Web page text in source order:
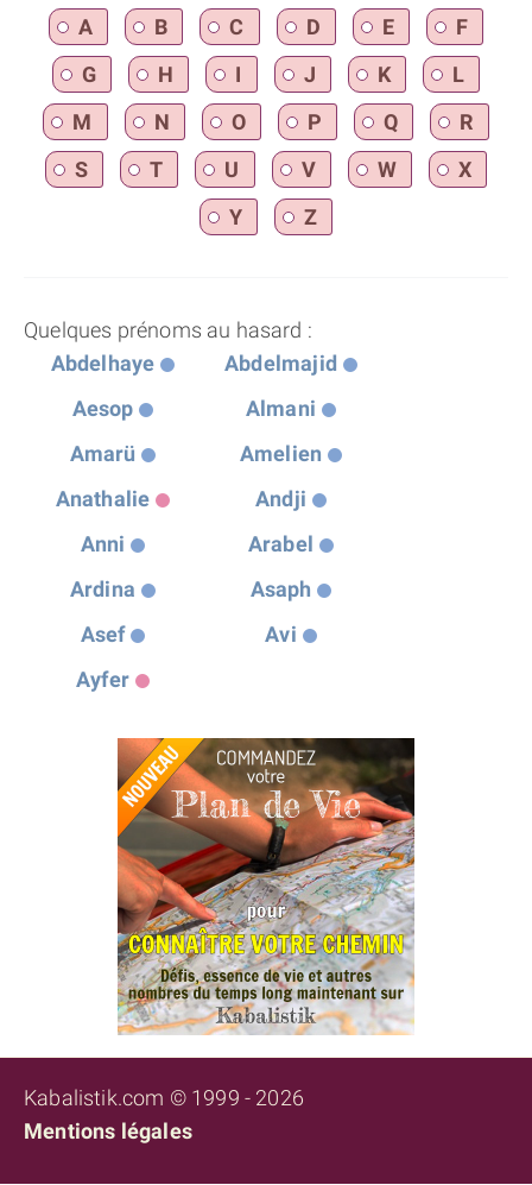
A
B C D E
F
G
H I J K
L
M
N O P Q
R
S
T U V W
X
Y
Z
Quelques prénoms au hasard :
Abdelhaye
Abdelmajid
Aesop
Almani
Amarü
Amelien
Anathalie
Andji
Anni
Arabel
Ardina
Asaph
Asef
Avi
Ayfer
Kabalistik.com © 1999 - 2026
Mentions légales